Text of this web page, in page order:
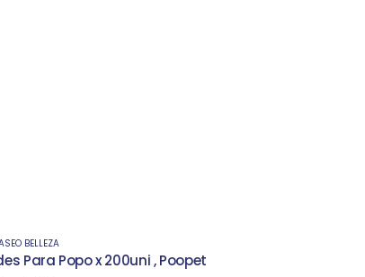
BELLEZA
Para Popo x 200uni , Poopet